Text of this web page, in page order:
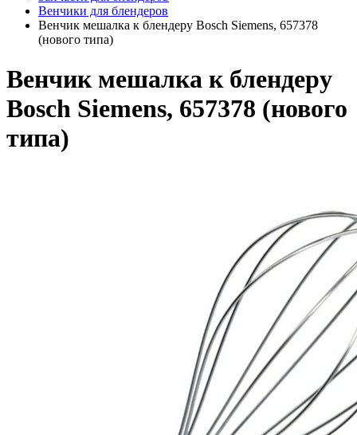
Венчики для блендеров
Венчик мешалка к блендеру Bosch Siemens, 657378
(нового типа)
Венчик мешалка к блендеру
Bosch Siemens, 657378 (нового
типа)